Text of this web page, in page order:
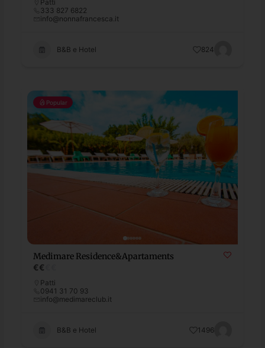
Patti
333 827 6822
info@nonnafrancesca.it
B&B e Hotel 824
Popular
Medimare Residence&Apartaments
€€
Patti
0941 31 70 93
info@medimareclub.it
B&B e Hotel 1496